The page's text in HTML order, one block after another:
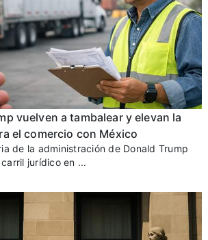
vuelven a tambalear y elevan la
el comercio con México
de la administración de Donald Trump
jurídico en ...